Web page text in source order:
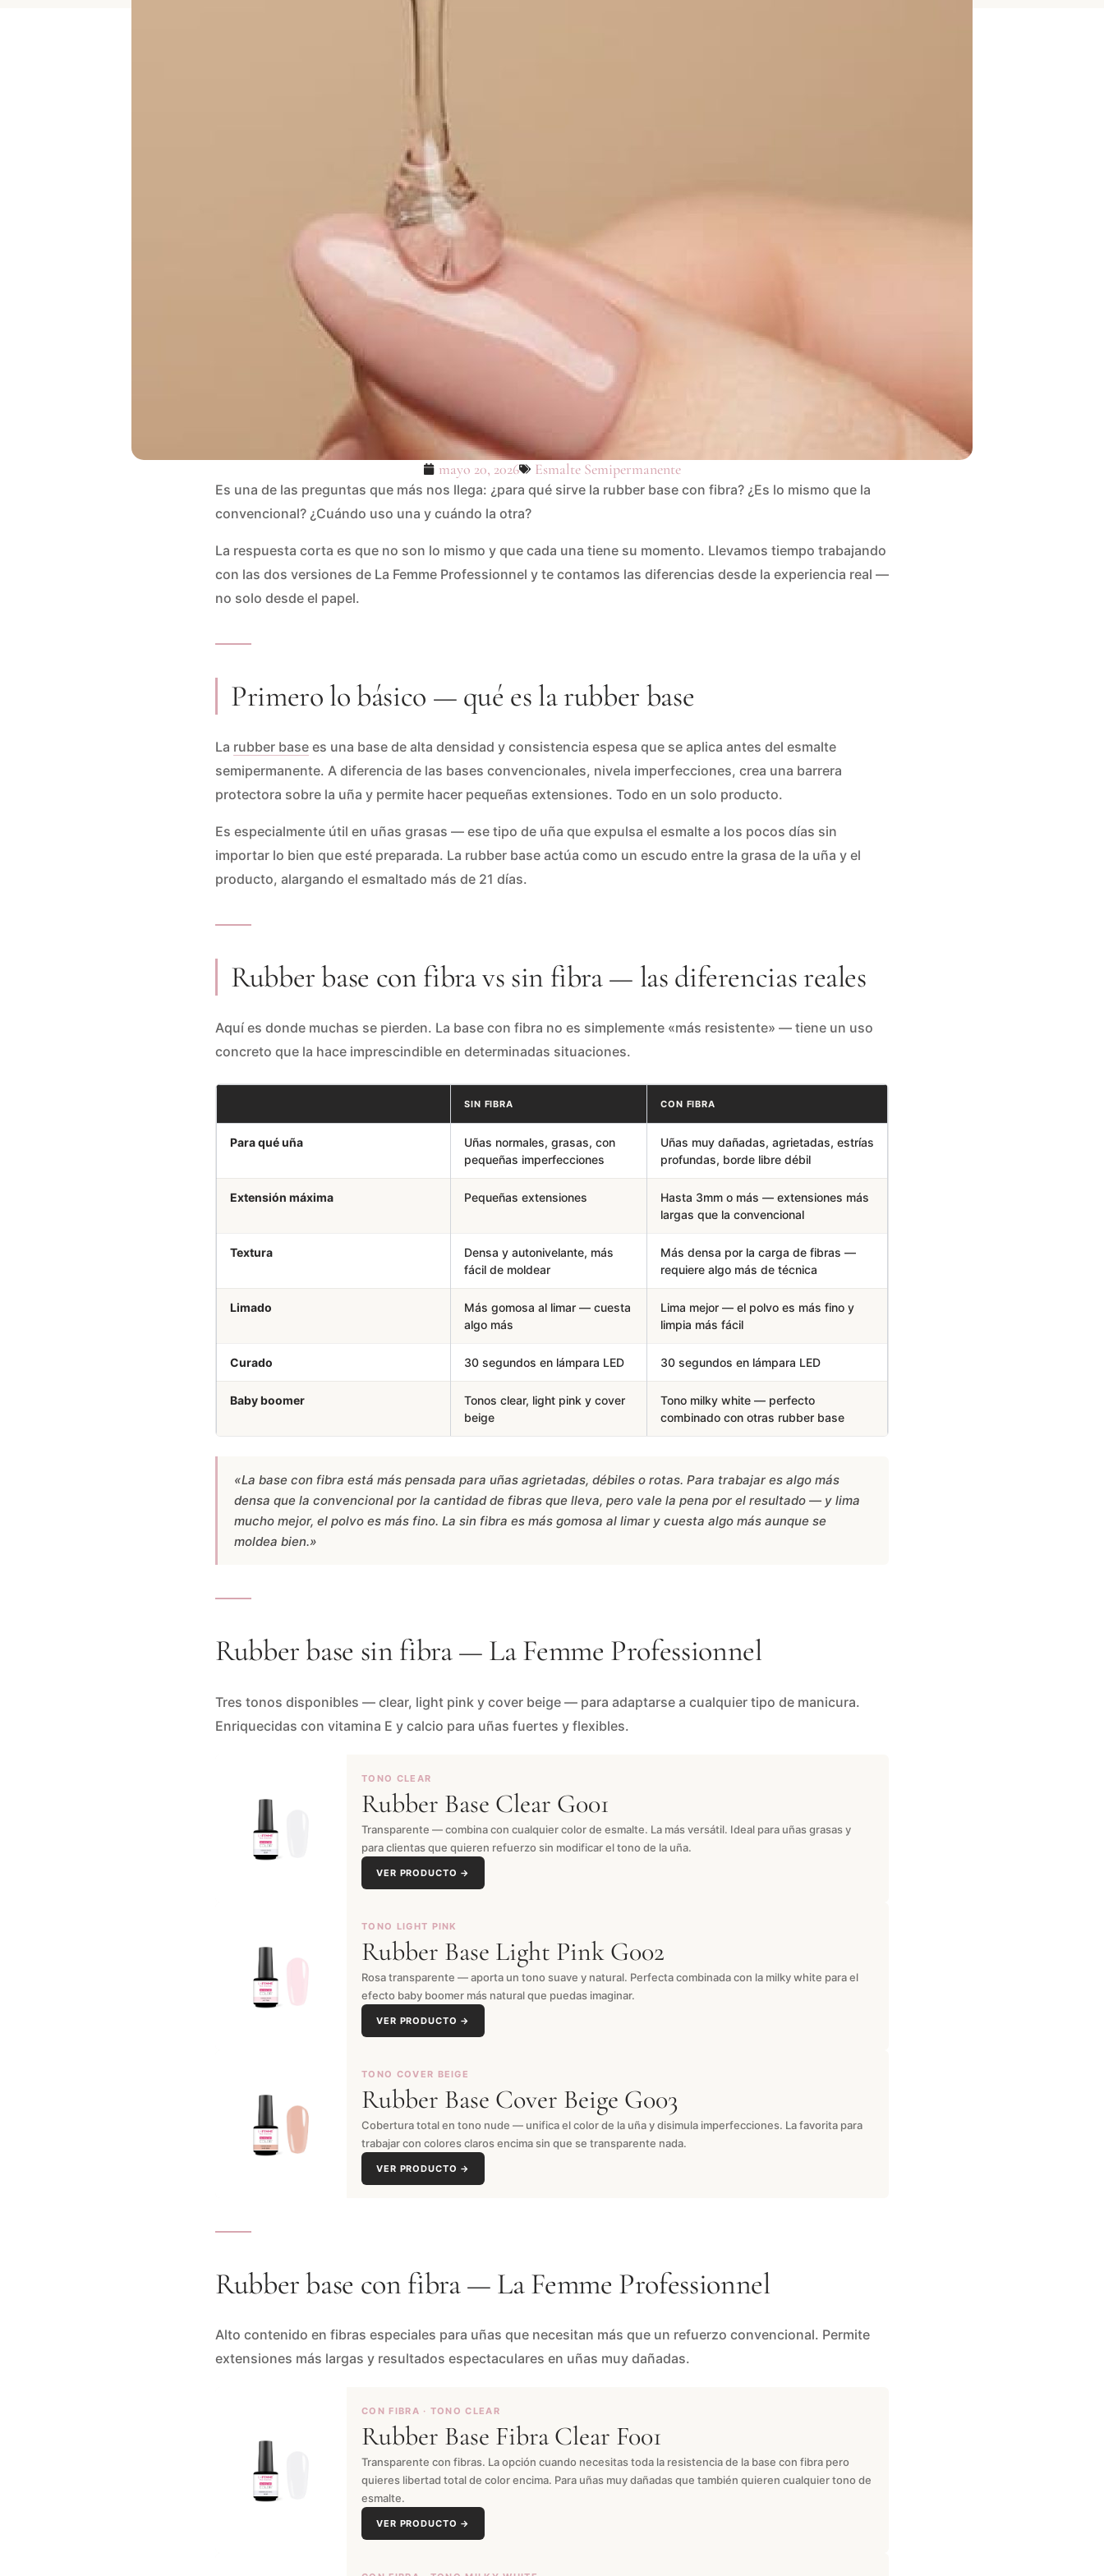
mayo 20, 2026 Esmalte Semipermanente
Es una de las preguntas que más nos llega: ¿para qué sirve la rubber base con fibra? ¿Es lo mismo que la
convencional? ¿Cuándo uso una y cuándo la otra?
La respuesta corta es que no son lo mismo y que cada una tiene su momento. Llevamos tiempo trabajando
con las dos versiones de La Femme Professionnel y te contamos las diferencias desde la experiencia real —
no solo desde el papel.
Primero lo básico — qué es la rubber base
La rubber base es una base de alta densidad y consistencia espesa que se aplica antes del esmalte
semipermanente. A diferencia de las bases convencionales, nivela imperfecciones, crea una barrera
protectora sobre la uña y permite hacer pequeñas extensiones. Todo en un solo producto.
Es especialmente útil en uñas grasas — ese tipo de uña que expulsa el esmalte a los pocos días sin
importar lo bien que esté preparada. La rubber base actúa como un escudo entre la grasa de la uña y el
producto, alargando el esmaltado más de 21 días.
Rubber base con fibra vs sin fibra — las diferencias reales
Aquí es donde muchas se pierden. La base con fibra no es simplemente «más resistente» — tiene un uso
concreto que la hace imprescindible en determinadas situaciones.
SIN FIBRA CON FIBRA
Para qué uña
Uñas normales, grasas, con
pequeñas imperfecciones
Uñas muy dañadas, agrietadas, estrías
profundas, borde libre débil
Extensión máxima Pequeñas extensiones
Hasta 3mm o más — extensiones más
largas que la convencional
Textura
Densa y autonivelante, más
fácil de moldear
Más densa por la carga de fibras —
requiere algo más de técnica
Limado
Más gomosa al limar — cuesta
algo más
Lima mejor — el polvo es más fino y
limpia más fácil
Curado 30 segundos en lámpara LED 30 segundos en lámpara LED
Baby boomer
Tonos clear, light pink y cover
beige
Tono milky white — perfecto
combinado con otras rubber base
«La base con fibra está más pensada para uñas agrietadas, débiles o rotas. Para trabajar es algo más
densa que la convencional por la cantidad de fibras que lleva, pero vale la pena por el resultado — y lima
mucho mejor, el polvo es más fino. La sin fibra es más gomosa al limar y cuesta algo más aunque se
moldea bien.»
Rubber base sin fibra — La Femme Professionnel
Tres tonos disponibles — clear, light pink y cover beige — para adaptarse a cualquier tipo de manicura.
Enriquecidas con vitamina E y calcio para uñas fuertes y flexibles.
TONO CLEAR
Rubber Base Clear G001
Transparente — combina con cualquier color de esmalte. La más versátil. Ideal para uñas grasas y
para clientas que quieren refuerzo sin modificar el tono de la uña.
VER PRODUCTO →
TONO LIGHT PINK
Rubber Base Light Pink G002
Rosa transparente — aporta un tono suave y natural. Perfecta combinada con la milky white para el
efecto baby boomer más natural que puedas imaginar.
VER PRODUCTO →
TONO COVER BEIGE
Rubber Base Cover Beige G003
Cobertura total en tono nude — unifica el color de la uña y disimula imperfecciones. La favorita para
trabajar con colores claros encima sin que se transparente nada.
VER PRODUCTO →
Rubber base con fibra — La Femme Professionnel
Alto contenido en fibras especiales para uñas que necesitan más que un refuerzo convencional. Permite
extensiones más largas y resultados espectaculares en uñas muy dañadas.
CON FIBRA · TONO CLEAR
Rubber Base Fibra Clear F001
Transparente con fibras. La opción cuando necesitas toda la resistencia de la base con fibra pero
quieres libertad total de color encima. Para uñas muy dañadas que también quieren cualquier tono de
esmalte.
VER PRODUCTO →